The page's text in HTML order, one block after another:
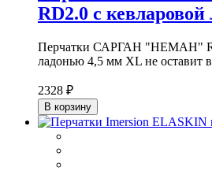
RD2.0 с
Перчатки САРГАН "НЕМАН"
ладонью 4,5 мм XL не оставит
2328 ₽
В корзину